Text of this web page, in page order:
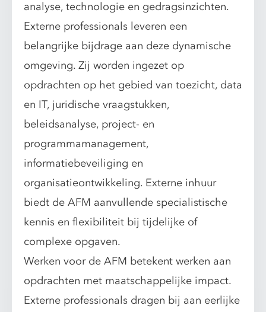
analyse, technologie en gedragsinzichten.
Externe professionals leveren een
belangrijke bijdrage aan deze dynamische
omgeving. Zij worden ingezet op
opdrachten op het gebied van toezicht, data
en IT, juridische vraagstukken,
beleidsanalyse, project- en
programmamanagement,
informatiebeveiliging en
organisatieontwikkeling. Externe inhuur
biedt de AFM aanvullende specialistische
kennis en flexibiliteit bij tijdelijke of
complexe opgaven.
Werken voor de AFM betekent werken aan
opdrachten met maatschappelijke impact.
Externe professionals dragen bij aan eerlijke